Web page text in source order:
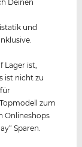
Deinen
und
Lager ist,
ist nicht zu
zum
Onlineshops
Sparen.